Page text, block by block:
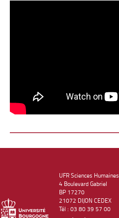
UFR Sciences Humaines
4 Boulevard Gabriel
BP 17270
21072 DIJON CEDEX
Tél : 03 80 39 57 00